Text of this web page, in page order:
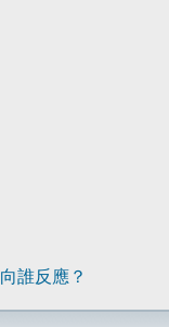
誰反應？